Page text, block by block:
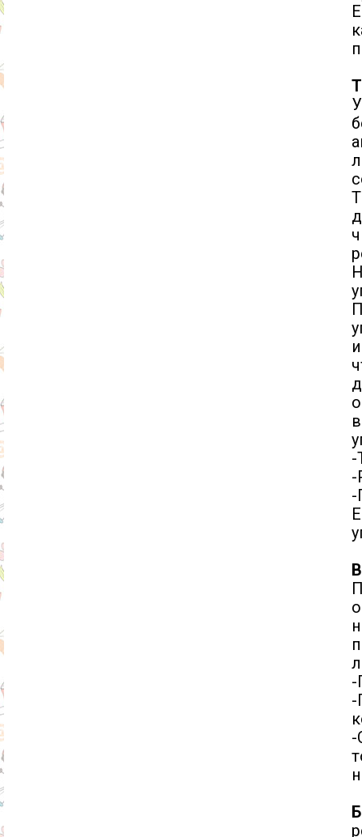
-
-
-
-
-
-